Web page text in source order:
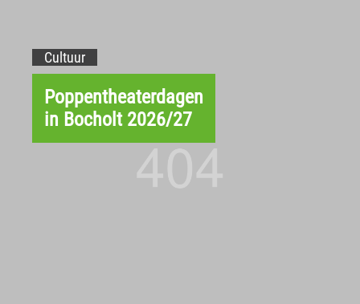
Cultuur
Poppentheaterdagen
in Bocholt 2026/27